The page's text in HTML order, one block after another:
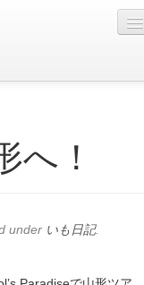
へ！
under いも日記.